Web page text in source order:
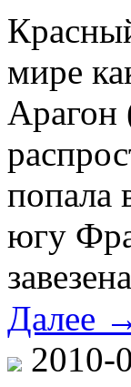
мире
Арагон
попала
югу
Далее
2010-